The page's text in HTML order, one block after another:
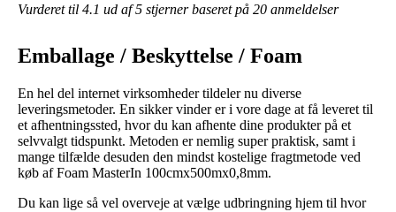
Vurderet til 4.1 ud af 5 stjerner baseret på 20 anmeldelser
Emballage / Beskyttelse / Foam
En hel del internet virksomheder tildeler nu diverse
leveringsmetoder. En sikker vinder er i vore dage at få leveret til
et afhentningssted, hvor du kan afhente dine produkter på et
selvvalgt tidspunkt. Metoden er nemlig super praktisk, samt i
mange tilfælde desuden den mindst kostelige fragtmetode ved
køb af Foam MasterIn 100cmx500mx0,8mm.
Du kan lige så vel overveje at vælge udbringning hjem til hvor